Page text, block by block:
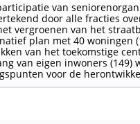
van
door alle fracties
vergroenen van het
plan met 40
van het toekomstige
van eigen inwoners (149)
voor de